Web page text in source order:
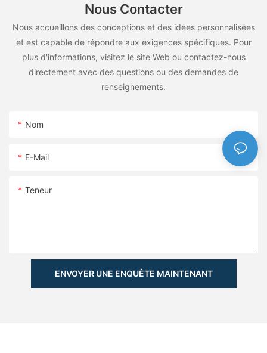
Nous Contacter
Nous accueillons des conceptions et des idées personnalisées
et est capable de répondre aux exigences spécifiques. Pour
plus d'informations, visitez le site Web ou contactez-nous
directement avec des questions ou des demandes de
renseignements.
Nom
E-Mail
Teneur
ENVOYER UNE ENQUÊTE MAINTENANT